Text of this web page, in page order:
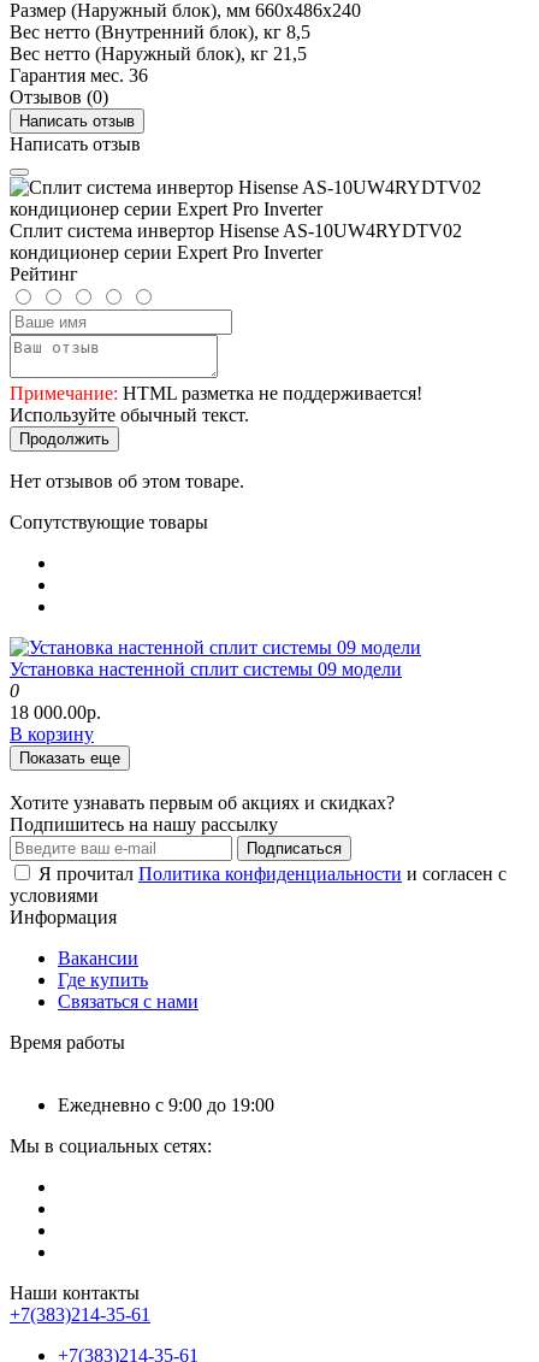
Размер (Наружный блок), мм 660x486x240
Вес нетто (Внутренний блок), кг 8,5
Вес нетто (Наружный блок), кг 21,5
Гарантия мес. 36
Отзывов (0)
Написать отзыв
Написать отзыв
Сплит система инвертор Hisense AS-10UW4RYDTV02
кондиционер серии Expert Pro Inverter
Рейтинг
Примечание: HTML разметка не поддерживается!
Используйте обычный текст.
Продолжить
Нет отзывов об этом товаре.
Сопутствующие товары
Установка настенной сплит системы 09 модели
0
18 000.00р.
В корзину
Показать еще
Хотите узнавать первым об акциях и скидках?
Подпишитесь на нашу рассылку
Подписаться
Я прочитал Политика конфиденциальности и согласен с
условиями
Информация
Вакансии
Где купить
Связаться с нами
Время работы
Ежедневно с 9:00 до 19:00
Мы в социальных сетях:
Наши контакты
+7(383)214-35-61
+7(383)214-35-61